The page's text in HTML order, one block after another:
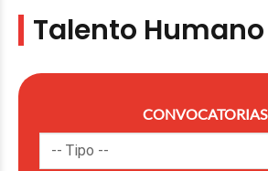
Talento Humano
CONVOCATORIAS